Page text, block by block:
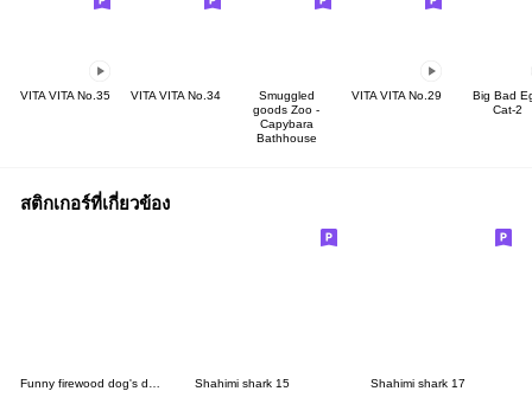
VITA VITA No.35 VITA VITA No.34
Smuggled
goods Zoo -
Capybara
Bathhouse
VITA VITA No.29
Big Bad
Cat-2
สติกเกอร์ที่เกี่ยวข้อง
Funny firewood dog's daily life 3 Shahimi shark 15 Shahimi shark 17